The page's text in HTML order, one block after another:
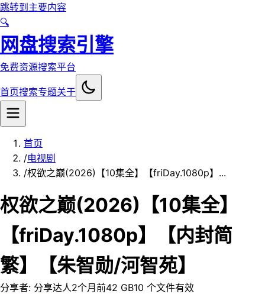
跳转到主要内容
🔍
网盘搜索引擎
免费资源搜索平台
首页搜索专题关于
首页
/电视剧
/权欲之巅(2026)【10集全】【friDay.1080p】...
权欲之巅(2026)【10集全】
【friDay.1080p】【内封简
繁】【朱智勋/河智苑】
分享者: 分享达人2个月前42 GB10 个文件有效